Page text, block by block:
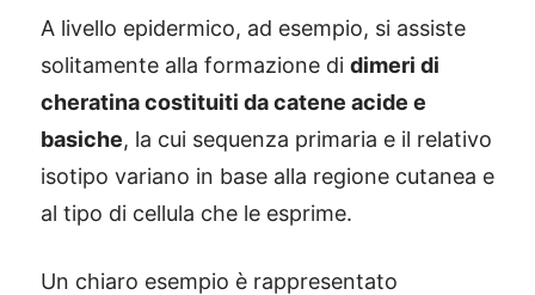
A livello epidermico, ad esempio, si assiste
solitamente alla formazione di dimeri di
cheratina costituiti da catene acide e
basiche, la cui sequenza primaria e il relativo
isotipo variano in base alla regione cutanea e
al tipo di cellula che le esprime.
Un chiaro esempio è rappresentato